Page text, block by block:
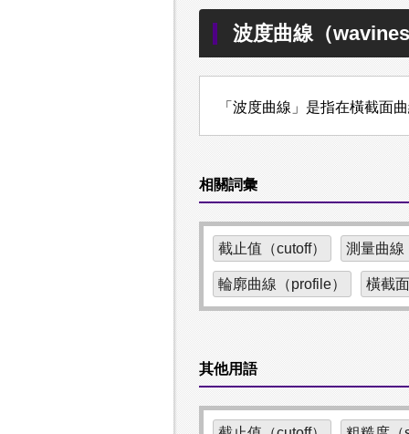
波度曲線（
「波度曲線」是指在橫截面
相關詞彙
截止值（cutoff） 測量曲線
輪廓曲線（profile） 橫截
其他用語